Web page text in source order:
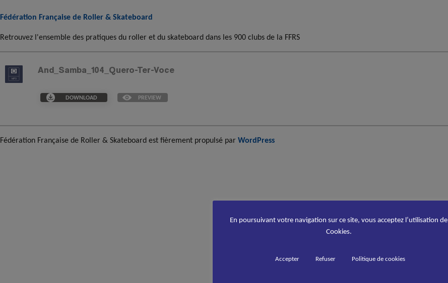
Fédération Française de Roller & Skateboard
Retrouvez l'ensemble des pratiques du roller et du skateboard dans les 900 clubs de la FFRS
And_Samba_104_Quero-Ter-Voce
DOWNLOAD PREVIEW
Fédération Française de Roller & Skateboard est fièrement propulsé par WordPress
En poursuivant votre navigation sur ce site, vous acceptez l’utilisation de
Cookies.
Accepter Refuser Politique de cookies